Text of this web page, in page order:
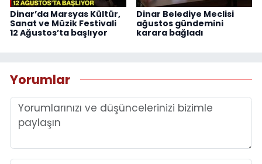
Dinar’da Marsyas Kültür,
Sanat ve Müzik Festivali
12 Ağustos’ta başlıyor
Dinar Belediye Meclisi
ağustos gündemini
karara bağladı
Yorumlar